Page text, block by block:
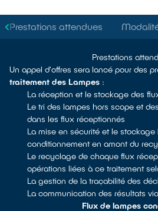
Prestations attendues
Prestations
Un appel d'offres sera lancé pour des
traitement des Lampes :
La réception et le stockage des
Le tri des lampes hors scope et
dans les flux réceptionnés
La mise en sécurité et le
conditionnement en amont du
Le recyclage de chaque flux
opérations liées à ce traitement
La gestion de la traçabilité des
La communication des résultats
Flux de lampes